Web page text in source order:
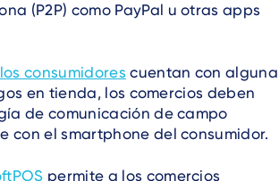
(P2P) como PayPal u otras apps
consumidores cuentan con alguna
en tienda, los comercios deben
de comunicación de campo
con el smartphone del consumidor.
permite a los comercios